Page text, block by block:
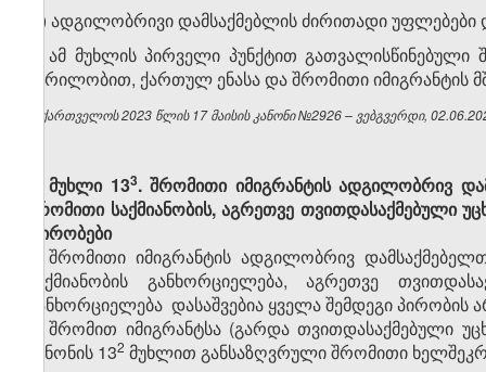
თ) ადგილობრივი დამსაქმებლის ძირითადი
2. ამ მუხლის პირველი პუნქტით
წერილობით, ქართულ ენასა და შრომითი იმიგრანტის
საქართველოს 2023 წლის 17 მაისის კანონი №2926 – ვებგვერდი,
მუხლი 13​3. შრომითი იმიგრანტის ადგილობრივ
შრომითი საქმიანობის, აგრეთვე თვითდასაქმებული
პირობები
შრომითი იმიგრანტის ადგილობრივ
საქმიანობის განხორციელება, აგრეთვე
განხორციელება დასაშვებია ყველა შემდეგი პირობის
ა) შრომით იმიგრანტსა (გარდა თვითდასაქმებული
კანონის 13​2 მუხლით განსაზღვრული შრომითი